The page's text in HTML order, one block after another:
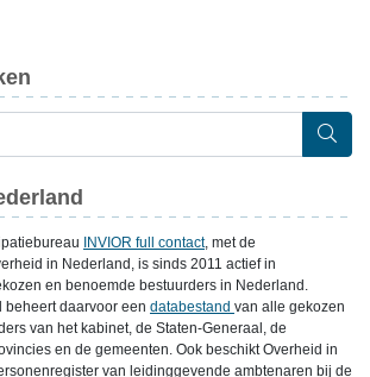
INVIOR full contact, met de
in Nederland, is sinds 2011 actief in
en benoemde bestuurders in Nederland.
daarvoor een databestand van alle gekozen
van het kabinet, de Staten-Generaal, de
en de gemeenten. Ook beschikt Overheid in
van leidinggevende ambtenaren bij de